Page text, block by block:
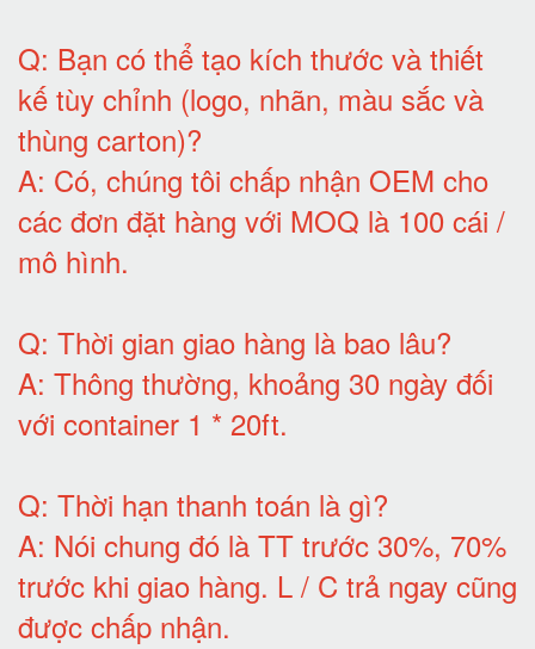
Q: Bạn có thể tạo kích thước và thiết
kế tùy chỉnh (logo, nhãn, màu sắc và
thùng carton)?
A: Có, chúng tôi chấp nhận OEM cho
các đơn đặt hàng với MOQ là 100 cái /
mô hình.
Q: Thời gian giao hàng là bao lâu?
A: Thông thường, khoảng 30 ngày đối
với container 1 * 20ft.
Q: Thời hạn thanh toán là gì?
A: Nói chung đó là TT trước 30%, 70%
trước khi giao hàng. L / C trả ngay cũng
được chấp nhận.